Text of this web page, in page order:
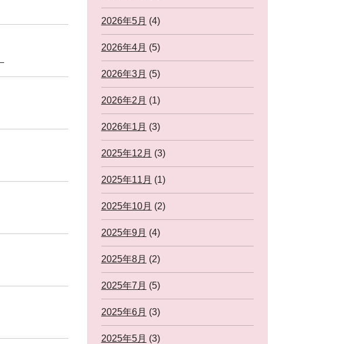
2026年5月 (4)
2026年4月 (5)
2026年3月 (5)
2026年2月 (1)
2026年1月 (3)
2025年12月 (3)
2025年11月 (1)
2025年10月 (2)
2025年9月 (4)
2025年8月 (2)
2025年7月 (5)
2025年6月 (3)
2025年5月 (3)